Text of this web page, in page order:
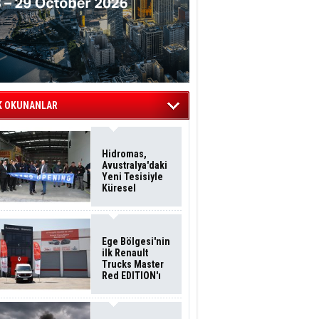
OKUNANLAR
Hidromas,
Avustralya'daki
Yeni Tesisiyle
Küresel
Sürdürüyor
Ege Bölgesi'nin
ilk Renault
Trucks Master
Red EDITION'ı
Filosuna Katıldı